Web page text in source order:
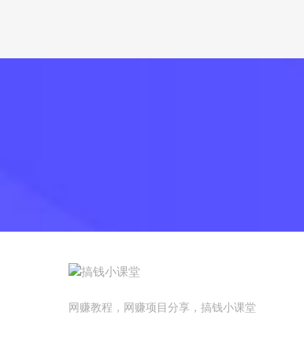
网赚教程，网赚项目分享，搞钱小课堂